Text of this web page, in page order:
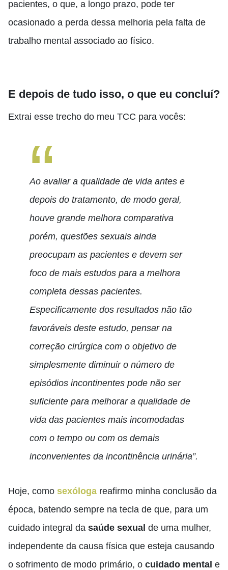
pacientes, o que, a longo prazo, pode ter
ocasionado a perda dessa melhoria pela falta de
trabalho mental associado ao físico.
E depois de tudo isso, o que eu concluí?
Extrai esse trecho do meu TCC para vocês:
Ao avaliar a qualidade de vida antes e
depois do tratamento, de modo geral,
houve grande melhora comparativa
porém, questões sexuais ainda
preocupam as pacientes e devem ser
foco de mais estudos para a melhora
completa dessas pacientes.
Especificamente dos resultados não tão
favoráveis deste estudo, pensar na
correção cirúrgica com o objetivo de
simplesmente diminuir o número de
episódios incontinentes pode não ser
suficiente para melhorar a qualidade de
vida das pacientes mais incomodadas
com o tempo ou com os demais
inconvenientes da incontinência urinária”.
Hoje, como sexóloga reafirmo minha conclusão da
época, batendo sempre na tecla de que, para um
cuidado integral da saúde sexual de uma mulher,
independente da causa física que esteja causando
o sofrimento de modo primário, o cuidado mental e